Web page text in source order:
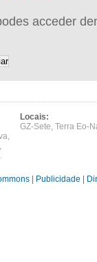
acceder
,
,
Locais:
GZ-Sete, Terra Eo-
Publicidade